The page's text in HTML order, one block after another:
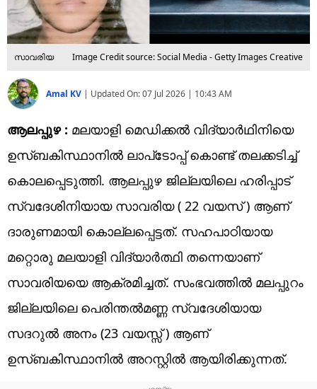
സാവരിയ Image Credit source: Social Media - Getty Images Creative
Amal KV | Updated On:07 Jul 2026 | 10:43 AM
ആലപ്പുഴ : മലയാളി മെഡിക്കല്‍ വിദ്യാര്‍ഥിനിയെ
ഉസ്ബകിസ്ഥാനില്‍ ലാപ്‌ടോപ്പ് കൊണ്ട് തലക്കടിച്ച്
കൊലപ്പെടുത്തി. ആലപ്പുഴ ജില്ലയിലെ ഹരിപ്പാട്
സ്വദേശിനിയായ സാവരിയ ( 22 വയസ് ) ആണ്
ദാരുണമായി കൊല്ലപ്പെട്ടത്. സഹപാഠിയായ
മറ്റൊരു മലയാളി വിദ്യാര്‍ത്ഥി തന്നെയാണ്
സാവരിയയെ ആക്രമിച്ചത്. സംഭവത്തില്‍ മലപ്പുറം
ജില്ലയിലെ പെരിന്തല്‍മണ്ണ സ്വദേശിയായ
സദറുല്‍ അനം (23 വയസ്സ് ) ആണ്
ഉസ്ബകിസ്ഥാനില്‍ അറസ്റ്റില്‍ ആയിരിക്കുന്നത്.